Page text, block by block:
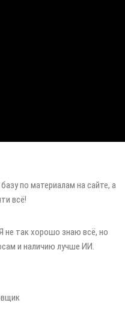
по материалам на сайте, а
всё!
не так хорошо знаю всё, но
и наличию лучше ИИ.